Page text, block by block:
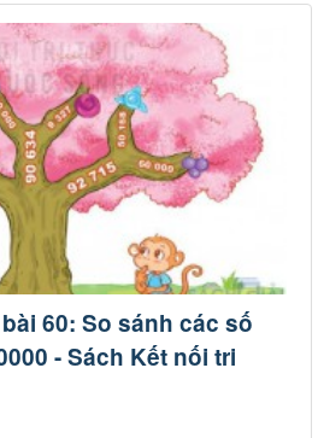
60: So sánh các số
- Sách Kết nối tri